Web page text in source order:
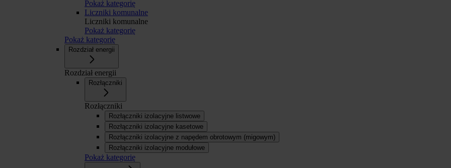
Pokaż kategorię
Liczniki komunalne
Liczniki komunalne
Pokaż kategorię
Pokaż kategorię
Rozdział energii
Rozdział energii
Rozłączniki
Rozłączniki
Rozłączniki izolacyjne listwowe
Rozłączniki izolacyjne kasetowe
Rozłączniki izolacyjne z napędem obrotowym (migowym)
Rozłączniki izolacyjne modułowe
Pokaż kategorię